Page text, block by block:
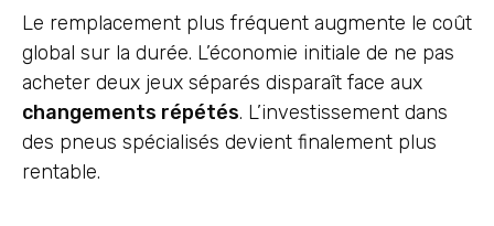
Le remplacement plus fréquent augmente le coût
global sur la durée. L’économie initiale de ne pas
acheter deux jeux séparés disparaît face aux
changements répétés. L’investissement dans
des pneus spécialisés devient finalement plus
rentable.